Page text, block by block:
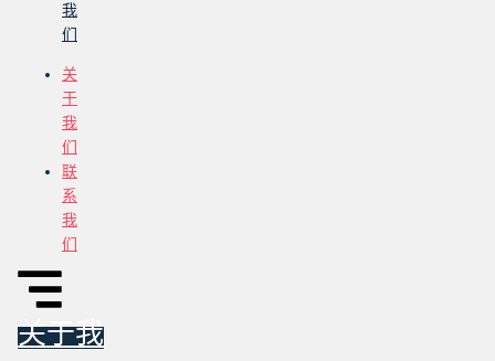
我
们
关
于
我
们
联
系
我
们
关于我